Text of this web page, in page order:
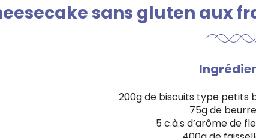
sans gluten aux
200g de biscuits type petits
75g de
5 c.à.s d’arôme de